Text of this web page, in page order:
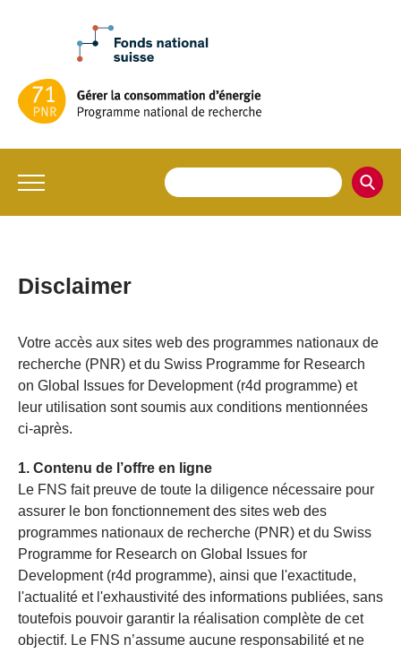
Disclaimer
Votre accès aux sites web des programmes nationaux de
recherche (PNR) et du Swiss Programme for Research
on Global Issues for Development (r4d programme) et
leur utilisation sont soumis aux conditions mentionnées
ci-après.
1. Contenu de l’offre en ligne
Le FNS fait preuve de toute la diligence nécessaire pour
assurer le bon fonctionnement des sites web des
programmes nationaux de recherche (PNR) et du Swiss
Programme for Research on Global Issues for
Development (r4d programme), ainsi que l'exactitude,
l'actualité et l'exhaustivité des informations publiées, sans
toutefois pouvoir garantir la réalisation complète de cet
objectif. Le FNS n’assume aucune responsabilité et ne